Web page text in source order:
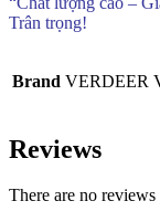
Trân trọng!
Brand VERDEER
Reviews
There are no reviews